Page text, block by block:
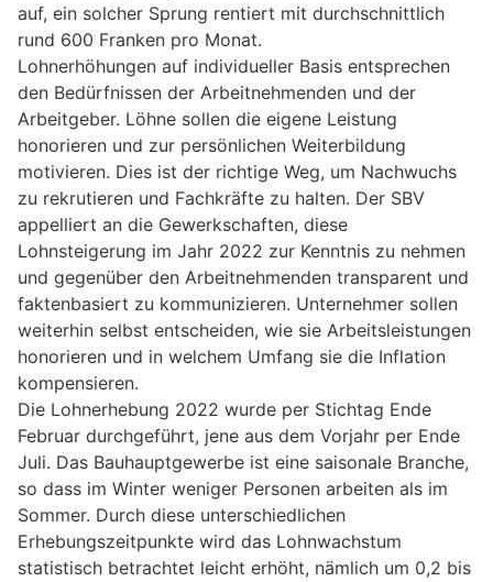
auf, ein solcher Sprung rentiert mit durchschnittlich
rund 600 Franken pro Monat.
Lohnerhöhungen auf individueller Basis entsprechen
den Bedürfnissen der Arbeitnehmenden und der
Arbeitgeber. Löhne sollen die eigene Leistung
honorieren und zur persönlichen Weiterbildung
motivieren. Dies ist der richtige Weg, um Nachwuchs
zu rekrutieren und Fachkräfte zu halten. Der SBV
appelliert an die Gewerkschaften, diese
Lohnsteigerung im Jahr 2022 zur Kenntnis zu nehmen
und gegenüber den Arbeitnehmenden transparent und
faktenbasiert zu kommunizieren. Unternehmer sollen
weiterhin selbst entscheiden, wie sie Arbeitsleistungen
honorieren und in welchem Umfang sie die Inflation
kompensieren.
Die Lohnerhebung 2022 wurde per Stichtag Ende
Februar durchgeführt, jene aus dem Vorjahr per Ende
Juli. Das Bauhauptgewerbe ist eine saisonale Branche,
so dass im Winter weniger Personen arbeiten als im
Sommer. Durch diese unterschiedlichen
Erhebungszeitpunkte wird das Lohnwachstum
statistisch betrachtet leicht erhöht, nämlich um 0,2 bis